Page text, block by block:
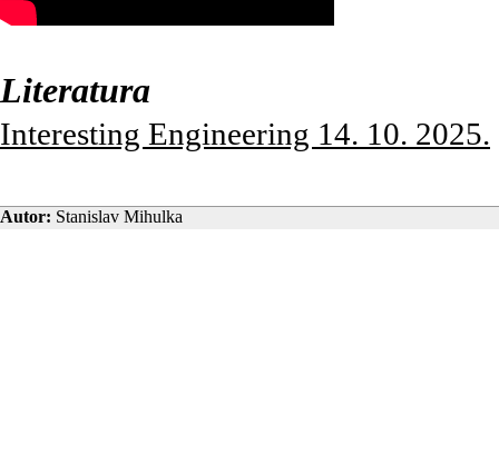
Literatura
Interesting Engineering 14. 10. 2025.
Autor: Stanislav Mihulka